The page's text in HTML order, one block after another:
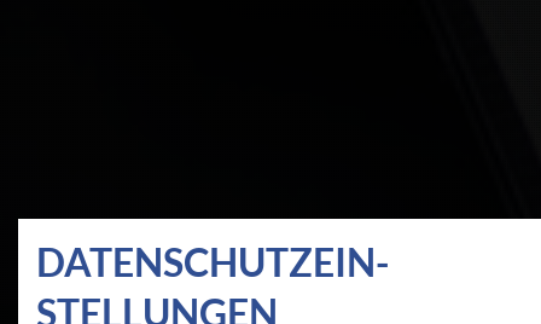
DATEN­SCHUTZ­EIN­
STELLUNGEN